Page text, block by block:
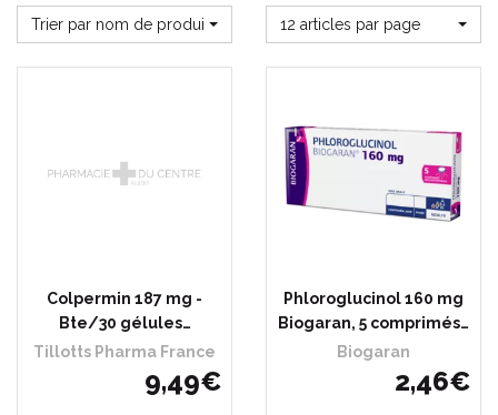
Trier par nom de produit 12 articles par page
Colpermin 187 mg -
Bte/30 gélules…
Tillotts Pharma France
9,49€
Phloroglucinol 160 mg
Biogaran, 5 comprimés…
Biogaran
2,46€